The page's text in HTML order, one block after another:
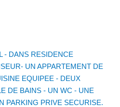
- DANS RESIDENCE
UN APPARTEMENT DE
EQUIPEE - DEUX
DE BAINS - UN WC - UNE
PARKING PRIVE SECURISE.